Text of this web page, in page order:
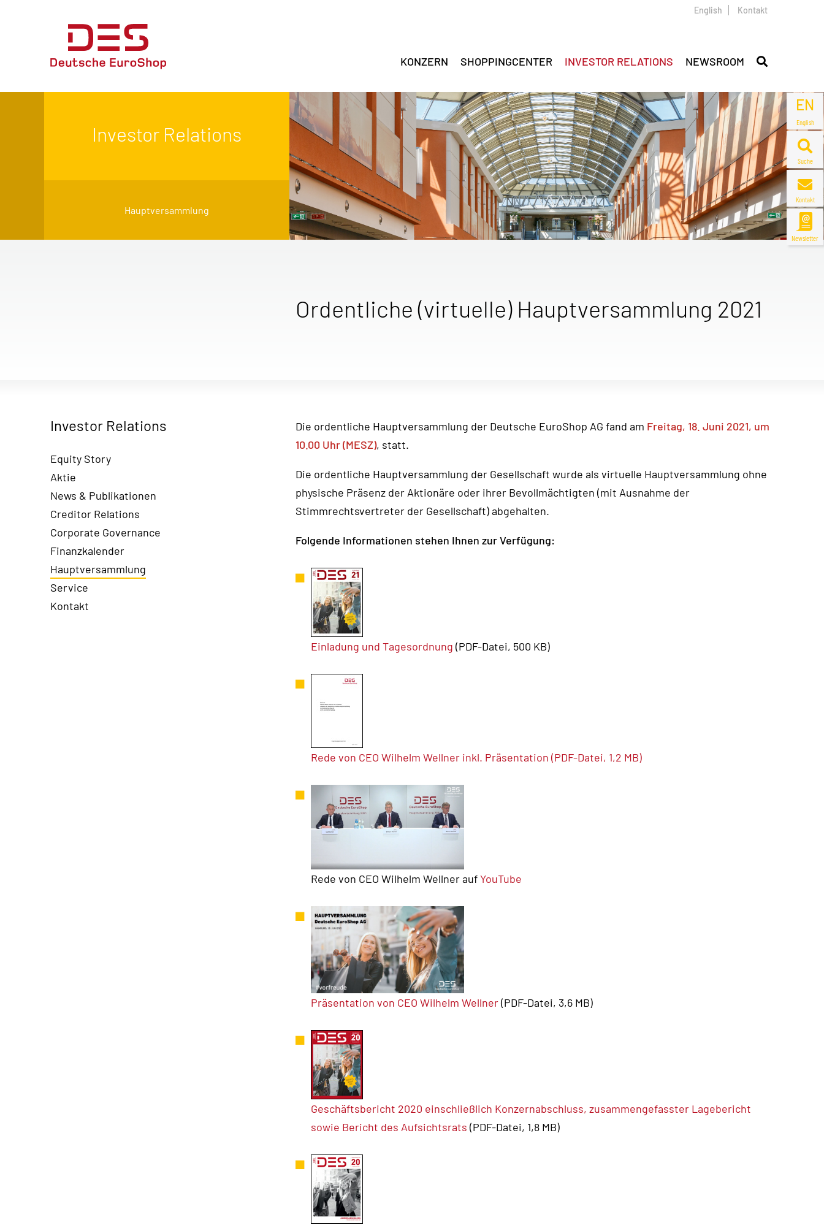
EN
English
Suche
Kontakt
Newsletter
English Kontakt
KONZERN SHOPPINGCENTER INVESTOR RELATIONS NEWSROOM
Investor Relations
Hauptversammlung
Ordentliche (virtuelle) Hauptversammlung 2021
Investor Relations
Equity Story
Aktie
News & Publikationen
Creditor Relations
Corporate Governance
Finanzkalender
Hauptversammlung
Service
Kontakt
Die ordentliche Hauptversammlung der Deutsche EuroShop AG fand am Freitag, 18. Juni 2021, um
10.00 Uhr (MESZ), statt.
Die ordentliche Hauptversammlung der Gesellschaft wurde als virtuelle Hauptversammlung ohne
physische Präsenz der Aktionäre oder ihrer Bevollmächtigten (mit Ausnahme der
Stimmrechtsvertreter der Gesellschaft) abgehalten.
Folgende Informationen stehen Ihnen zur Verfügung:
Einladung und Tagesordnung (PDF-Datei, 500 KB)
Rede von CEO Wilhelm Wellner inkl. Präsentation (PDF-Datei, 1,2 MB)
Rede von CEO Wilhelm Wellner aufYouTube
Präsentation von CEO Wilhelm Wellner(PDF-Datei, 3,6 MB)
Geschäftsbericht 2020 einschließlich Konzernabschluss, zusammengefasster Lagebericht
sowie Bericht des Aufsichtsrats (PDF-Datei, 1,8 MB)